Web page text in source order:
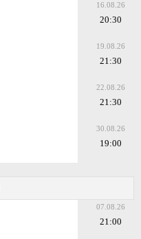
16.08.26
20:30
19.08.26
21:30
22.08.26
21:30
30.08.26
19:00
07.08.26
21:00